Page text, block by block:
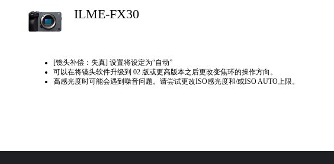
ILME-FX30
[镜头补偿：失真] 设置将设定为“自动”
可以在将镜头软件升级到 02 版或更高版本之后更改变焦环的操作方向。
高感光度时可能会遇到噪音问题。请尝试更改ISO感光度和/或ISO AUTO上限。